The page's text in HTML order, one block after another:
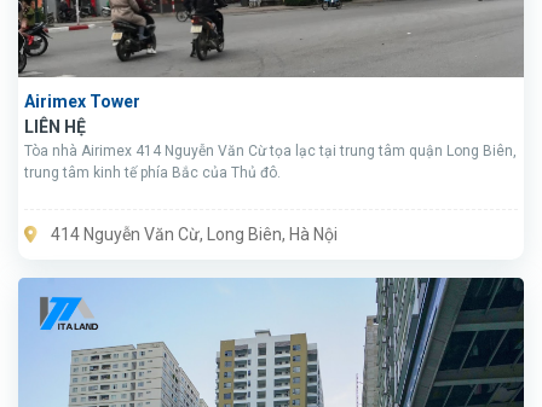
Airimex Tower
LIÊN HỆ
Tòa nhà Airimex 414 Nguyễn Văn Cừ tọa lạc tại trung tâm quận Long Biên,
trung tâm kinh tế phía Bắc của Thủ đô.
414 Nguyễn Văn Cừ, Long Biên, Hà Nội